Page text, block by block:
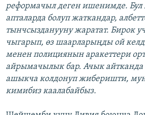
реформачыл деген ишенимде. Бул
апталарда болуп жаткандар,
тынчсызданууну жаратат. Бирок
чыгарып, өз шаарларыңды ой
менен полициянын аракеттери
айрымачылык бар. Ачык айтканда
ашыкча колдонуп жиберишти,
кимибиз каалабайбыз.